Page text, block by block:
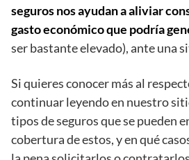
seguros nos ayudan a aliviar
gasto económico que podría
ser bastante elevado), ante una
Si quieres conocer más al
continuar leyendo en nuestro
tipos de seguros que se pueden
cobertura de estos, y en qué